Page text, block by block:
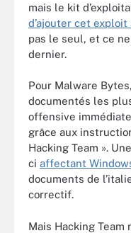
mais le kit
d’ajouter cet
pas le seul, et ce
dernier.
Pour Malware
documentés les
offensive
grâce aux
Hacking Team ».
ci affectant
documents de
correctif.
Mais Hacking Team